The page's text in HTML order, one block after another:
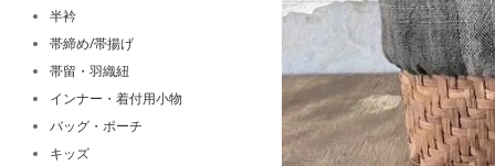
半衿
帯締め/帯揚げ
帯留・羽織紐
インナー・着付用小物
バッグ・ポーチ
キッズ